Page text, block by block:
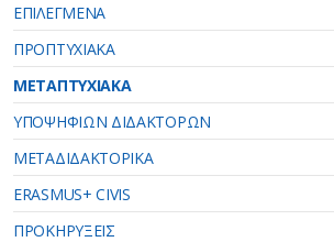
ΕΠΙΛΕΓΜΕΝΑ
ΠΡΟΠΤΥΧΙΑΚΑ
ΜΕΤΑΠΤΥΧΙΑΚΑ
ΥΠΟΨΗΦΙΩΝ ΔΙΔΑΚΤΟΡΩΝ
ΜΕΤΑΔΙΔΑΚΤΟΡΙΚΑ
ERASMUS+ CIVIS
ΠΡΟΚΗΡΥΞΕΙΣ